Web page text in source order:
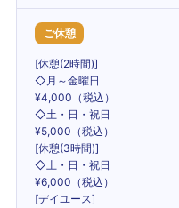
ご休憩
[休憩(2時間)]
◇月～金曜日
¥4,000（税込）
◇土・日・祝日
¥5,000（税込）
[休憩(3時間)]
◇土・日・祝日
¥6,000（税込）
[デイユース]